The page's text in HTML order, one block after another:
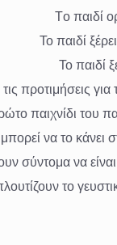
Tο παιδί
Το παιδί
Το παιδί
τις προτιμήσεις
παιχνίδι του
να το κάνει
σύντομα να είναι
το